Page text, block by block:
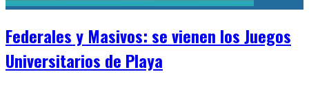
Federales y Masivos: se vienen los Juegos
Universitarios de Playa